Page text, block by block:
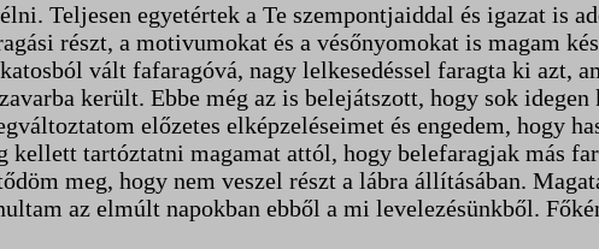
Teljesen egyetértek a Te szempontjaiddal és igazat is
részt, a motivumokat és a vésőnyomokat is magam
vált fafaragóvá, nagy lelkesedéssel faragta ki azt,
került. Ebbe még az is belejátszott, hogy sok idegen
előzetes elképzeléseimet és engedem, hogy
tartóztatni magamat attól, hogy belefaragjak más
meg, hogy nem veszel részt a lábra állításában.
az elmúlt napokban ebből a mi levelezésünkből.